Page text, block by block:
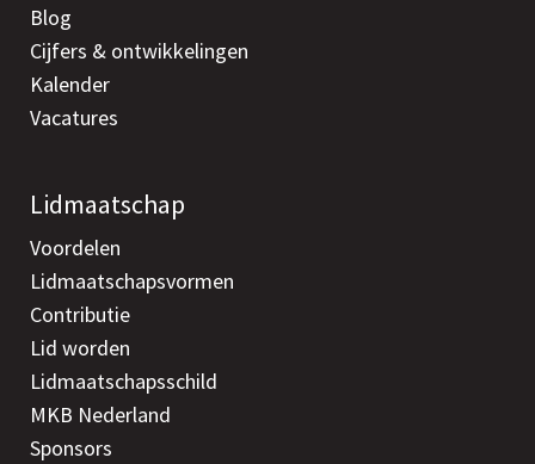
Blog
Cijfers & ontwikkelingen
Kalender
Vacatures
Lidmaatschap
Voordelen
Lidmaatschapsvormen
Contributie
Lid worden
Lidmaatschapsschild
MKB Nederland
Sponsors